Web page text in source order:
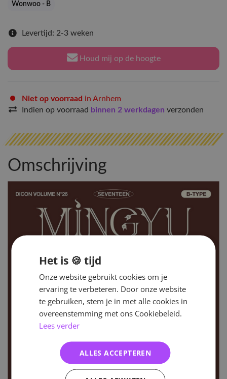
Wonwoo - B
Levertijd: 2-3 weken
Houd mij op de hoogte
Niet op voorraad in Arnhem
Indien op voorraad binnen 2 werkdagen verzonden
Omschrijving
Het is 🍪 tijd
Onze website gebruikt cookies om je
ervaring te verbeteren. Door onze website
te gebruiken, stem je in met alle cookies in
overeenstemming met ons Cookiebeleid.
Lees verder
ALLES ACCEPTEREN